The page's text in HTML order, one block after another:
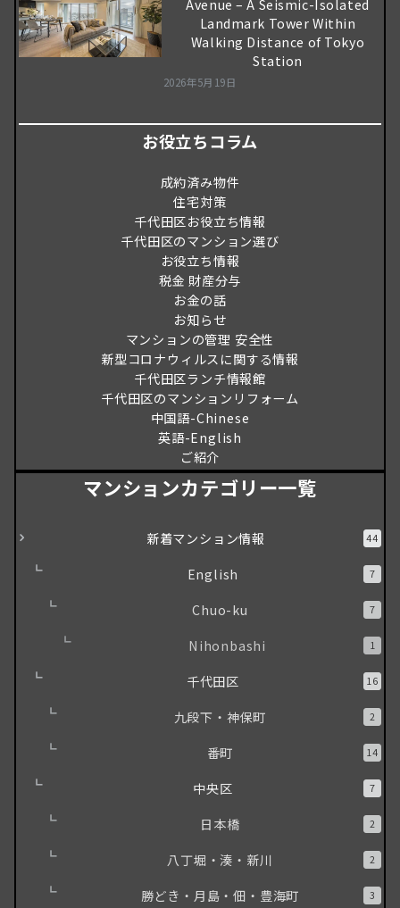
Avenue – A Seismic-Isolated
Landmark Tower Within
Walking Distance of Tokyo
Station
2026年5月19日
お役立ちコラム
成約済み物件
住宅対策
千代田区お役立ち情報
千代田区のマンション選び
お役立ち情報
税金 財産分与
お金の話
お知らせ
マンションの管理 安全性
新型コロナウィルスに関する情報
千代田区ランチ情報館
千代田区のマンションリフォーム
中国語-Chinese
英語-English
ご紹介
マンションカテゴリー一覧
新着マンション情報 44
English 7
Chuo-ku 7
Nihonbashi 1
千代田区 16
九段下・神保町 2
番町 14
中央区 7
日本橋 2
八丁堀・湊・新川 2
勝どき・月島・佃・豊海町 3